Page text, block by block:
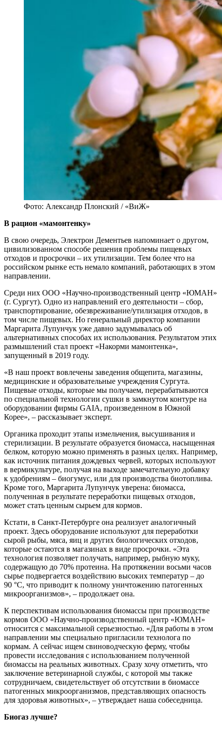
Фото: Александр Плонский / «ВиЖ»
В рацион «мамонтенку»
В свою очередь, Электрон Дементьев напоминает о другом,
цивилизованном способе решения проблемы пищевых
отходов и просрочки – их утилизации. Тем более что на
российском рынке есть немало компаний, работающих в этом
направлении.
Среди них ООО «Научно-производственный центр «ЮМАН»
(г. Сургут). Одно из направлений его деятельности – сбор,
транспортирование, обезвреживание/утилизация отходов, в
том числе пищевых. Но генеральный директор компании
Маргарита Лупунчук уже давно задумывалась об
альтернативных способах их использования. Результатом этих
размышлений стал проект «Накорми мамонтенка»,
запущенный в 2019 году.
«В наш проект вовлечены заведения общепита, магазины,
медицинские и образовательные учреждения Сургута.
Пищевые отходы, которые мы получаем, перерабатываются
по специальной технологии сушки в замкнутом контуре на
оборудовании фирмы GAIA, произведенном в Южной
Корее», – рассказывает эксперт.
Органика проходит этапы измельчения, высушивания и
стерилизации. В результате образуется биомасса, насыщенная
белком, которую можно применять в разных целях. Например,
как источник питания дождевых червей, которых используют
в вермикультуре, получая на выходе замечательную добавку
к удобрениям – биогумус, или для производства биотоплива.
Кроме того, Маргарита Лупунчук уверена: биомасса,
полученная в результате переработки пищевых отходов,
может стать ценным сырьем для кормов.
Кстати, в Санкт-Петербурге она реализует аналогичный
проект. Здесь оборудование используют для переработки
сырой рыбы, мяса, яиц и других биологических отходов,
которые остаются в магазинах в виде просрочки. «Эта
технология позволяет получать, например, рыбную муку,
содержащую до 70% протеина. На протяжении восьми часов
сырье подвергается воздействию высоких температур – до
90 °С, что приводит к полному уничтожению патогенных
микроорганизмов», – продолжает она.
К перспективам использования биомассы при производстве
кормов ООО «Научно-производственный центр «ЮМАН»
относится с максимальной серьезностью. «Для работы в этом
направлении мы специально пригласили технолога по
кормам. А сейчас ищем свиноводческую ферму, чтобы
провести исследования с использованием полученной
биомассы на реальных животных. Сразу хочу отметить, что
заключение ветеринарной службы, с которой мы также
сотрудничаем, свидетельствует об отсутствии в биомассе
патогенных микроорганизмов, представляющих опасность
для здоровья животных», – утверждает наша собеседница.
Биогаз лучше?